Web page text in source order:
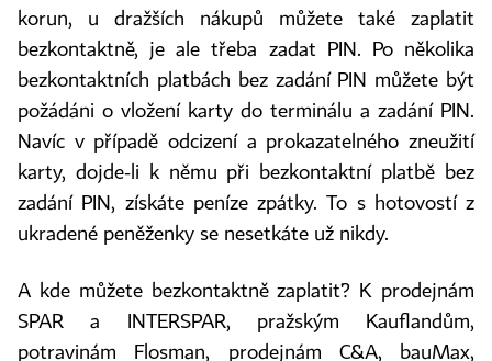
korun, u dražších nákupů můžete také zaplatit
bezkontaktně, je ale třeba zadat PIN. Po několika
bezkontaktních platbách bez zadání PIN můžete být
požádáni o vložení karty do terminálu a zadání PIN.
Navíc v případě odcizení a prokazatelného zneužití
karty, dojde-li k němu při bezkontaktní platbě bez
zadání PIN, získáte peníze zpátky. To s hotovostí z
ukradené peněženky se nesetkáte už nikdy.
A kde můžete bezkontaktně zaplatit? K prodejnám
SPAR a INTERSPAR, pražským Kauflandům,
potravinám Flosman, prodejnám C&A, bauMax,